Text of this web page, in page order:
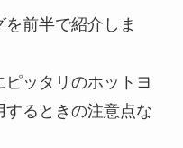
前半で紹介しま
ッタリのホットヨ
するときの注意点な